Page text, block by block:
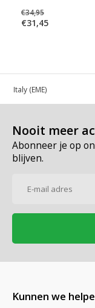
€34,95
€31,45
in Italy (EME)
Nooit meer
Abonneer je op
blijven.
Kunnen we